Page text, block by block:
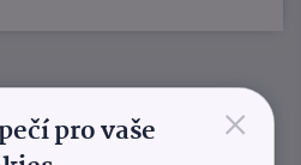
×
pro vaše